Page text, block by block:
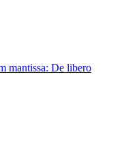
mantissa: De libero